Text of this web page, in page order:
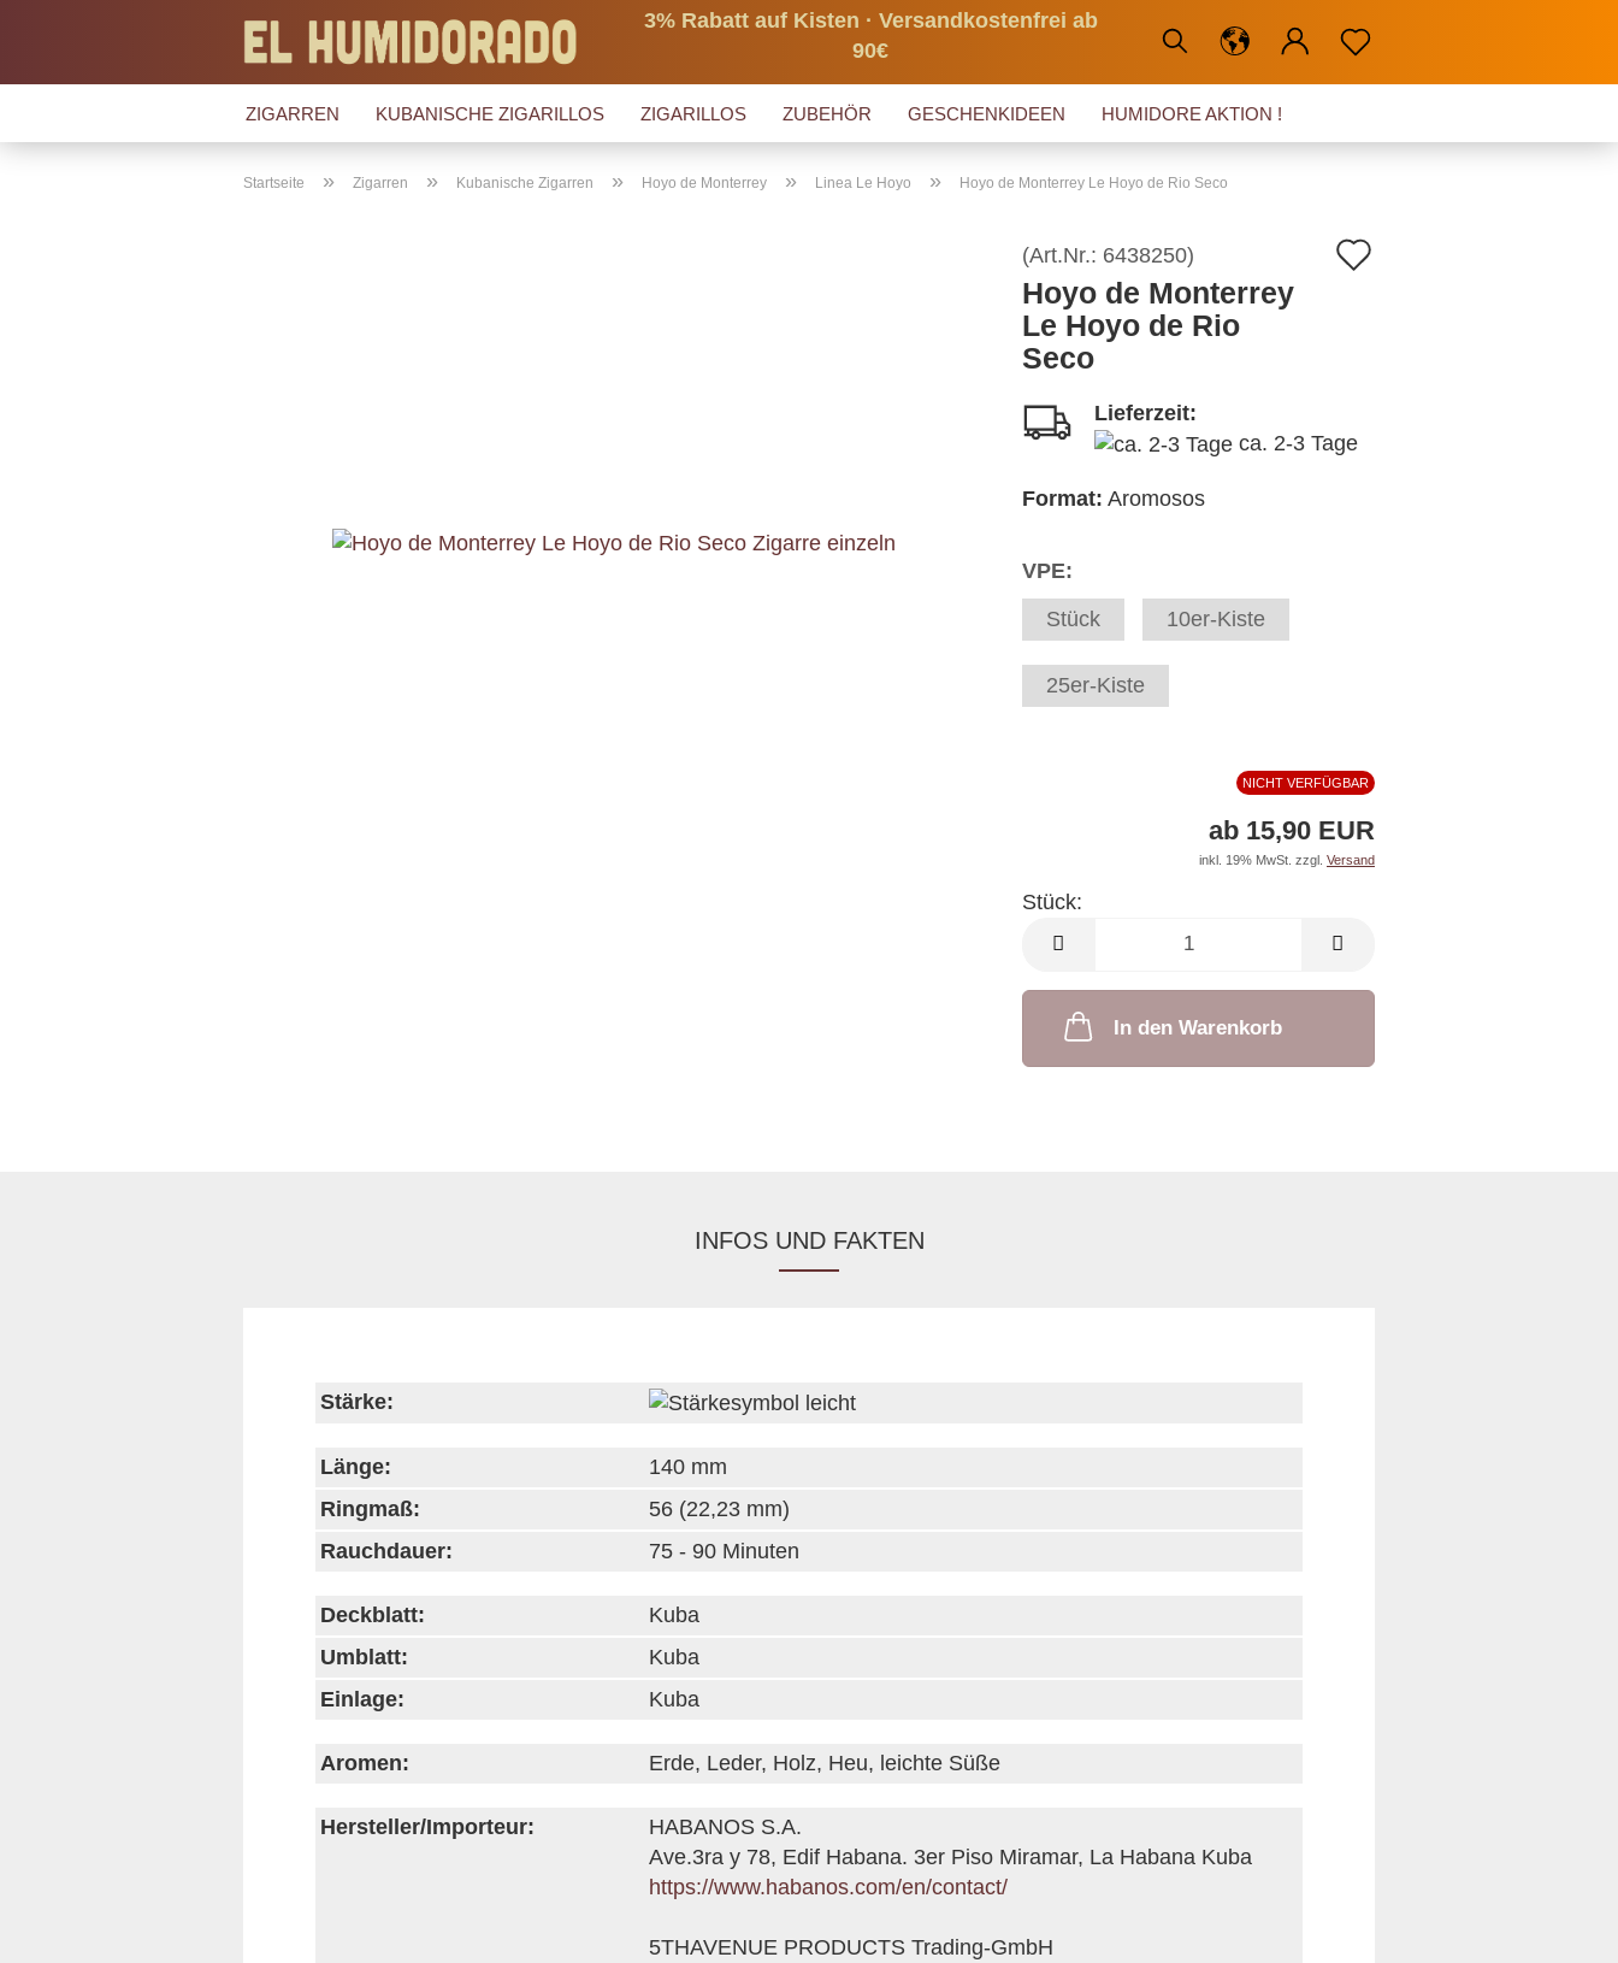
3% Rabatt auf Kisten · Versandkostenfrei ab
90€
ZIGARREN KUBANISCHE ZIGARILLOS ZIGARILLOS ZUBEHÖR GESCHENKIDEEN HUMIDORE AKTION !
Startseite » Zigarren » Kubanische Zigarren » Hoyo de Monterrey » Linea Le Hoyo » Hoyo de Monterrey Le Hoyo de Rio Seco
(Art.Nr.: 6438250)
Hoyo de Monterrey
Le Hoyo de Rio
Seco
Lieferzeit:
ca. 2-3 Tage
Format: Aromosos
VPE:
Stück
10er-Kiste
25er-Kiste
NICHT VERFÜGBAR
ab 15,90 EUR
inkl. 19% MwSt. zzgl. Versand
Stück:
Stück
In den Warenkorb
INFOS UND FAKTEN
Stärke:
Länge:
140 mm
Ringmaß:
56 (22,23 mm)
Rauchdauer:
75 - 90 Minuten
Deckblatt:
Kuba
Umblatt:
Kuba
Einlage:
Kuba
Aromen: Erde, Leder, Holz, Heu, leichte Süße
Hersteller/Importeur:
HABANOS S.A.
Ave.3ra y 78, Edif Habana. 3er Piso Miramar, La Habana Kuba
https://www.habanos.com/en/contact/
5THAVENUE PRODUCTS Trading-GmbH